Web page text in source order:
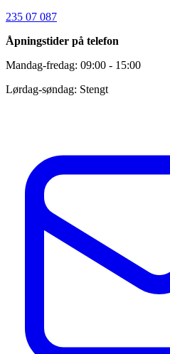
235 07 087
Åpningstider på telefon
Mandag-fredag: 09:00 - 15:00
Lørdag-søndag: Stengt